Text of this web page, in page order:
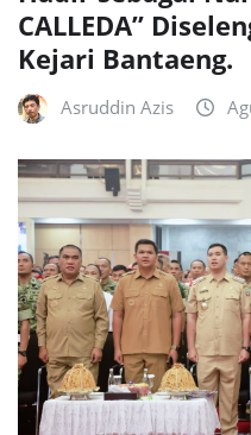
CALLEDA”
Kejari Bantaeng.
Asruddin Azis